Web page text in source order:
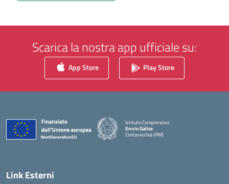
Scarica la nostra app ufficiale su:
App Store Play Store
Istituto Comprensivo
Ennio Galice
Civitavecchia (RM)
Link Esterni